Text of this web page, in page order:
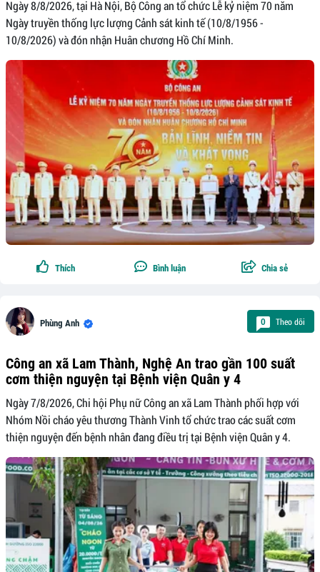
Ngày 8/8/2026, tại Hà Nội, Bộ Công an tổ chức Lễ kỷ niệm 70 năm
Ngày truyền thống lực lượng Cảnh sát kinh tế (10/8/1956 -
10/8/2026) và đón nhận Huân chương Hồ Chí Minh.
Thích Bình luận Chia sẻ
Phùng Anh 0 Theo dõi
Công an xã Lam Thành, Nghệ An trao gần 100 suất
cơm thiện nguyện tại Bệnh viện Quân y 4
Ngày 7/8/2026, Chi hội Phụ nữ Công an xã Lam Thành phối hợp với
Nhóm Nồi cháo yêu thương Thành Vinh tổ chức trao các suất cơm
thiện nguyện đến bệnh nhân đang điều trị tại Bệnh viện Quân y 4.